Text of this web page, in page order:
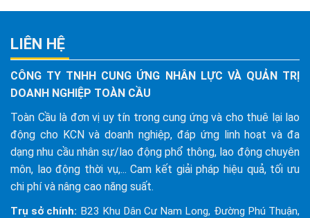
LIÊN HỆ
CÔNG TY TNHH CUNG ỨNG NHÂN LỰC VÀ QUẢN TRỊ
DOANH NGHIỆP TOÀN CẦU
Toàn Cầu là đơn vị uy tín trong cung ứng và cho thuê lại lao
động cho KCN và doanh nghiệp, đáp ứng linh hoạt và đa
dạng nhu cầu nhân sự/lao động phổ thông, lao động chuyên
môn, lao động thời vụ,... Cam kết giải pháp hiệu quả, tối ưu
chi phí và nâng cao năng suất.
Trụ sở chính: B23 Khu Dân Cư Nam Long, Đường Phú Thuận,